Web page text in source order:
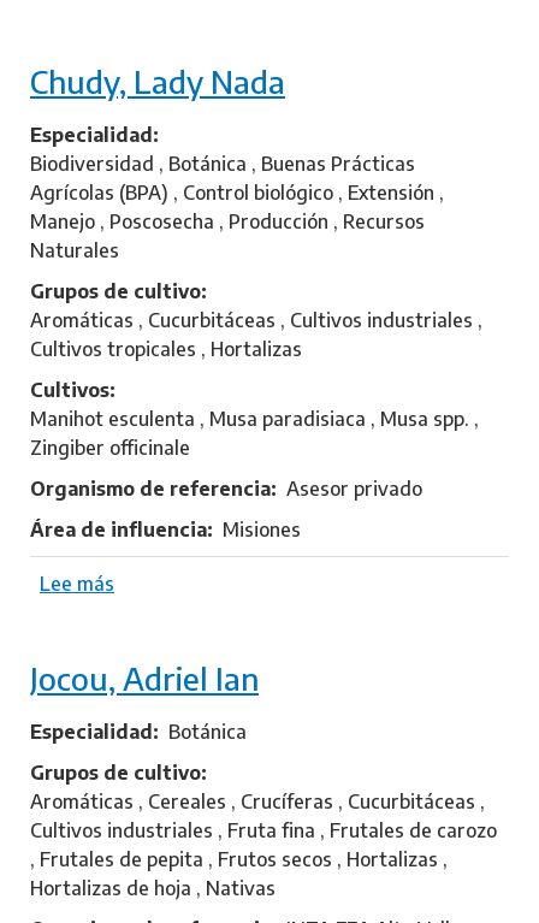
r
e
S
i
m
o
n
t
t
i
R
a
Chudy, Lady Nada
Especialidad
Biodiversidad , Botánica , Buenas Prácticas
Agrícolas (BPA) , Control biológico , Extensión ,
Manejo , Poscosecha , Producción , Recursos
Naturales
Grupos de cultivo
Aromáticas , Cucurbitáceas , Cultivos industriales ,
Cultivos tropicales , Hortalizas
Cultivos
Manihot esculenta , Musa paradisiaca , Musa spp. ,
Zingiber officinale
Organismo de referencia
Asesor privado
Área de influencia
Misiones
Lee más
e
C
u
d
y
L
Jocou, Adriel Ian
Especialidad
Botánica
Grupos de cultivo
Aromáticas , Cereales , Crucíferas , Cucurbitáceas ,
Cultivos industriales , Fruta fina , Frutales de carozo
, Frutales de pepita , Frutos secos , Hortalizas ,
Hortalizas de hoja , Nativas